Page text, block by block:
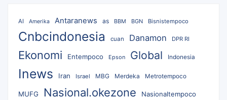
AI Amerika Antaranews as BBM BGN Bisnistempoco
Cnbcindonesia cuan Danamon DPR RI
Ekonomi Entempoco Epson Global Indonesia
Inews Iran Israel MBG Merdeka Metrotempoco
MUFG Nasional.okezone Nasionaltempoco